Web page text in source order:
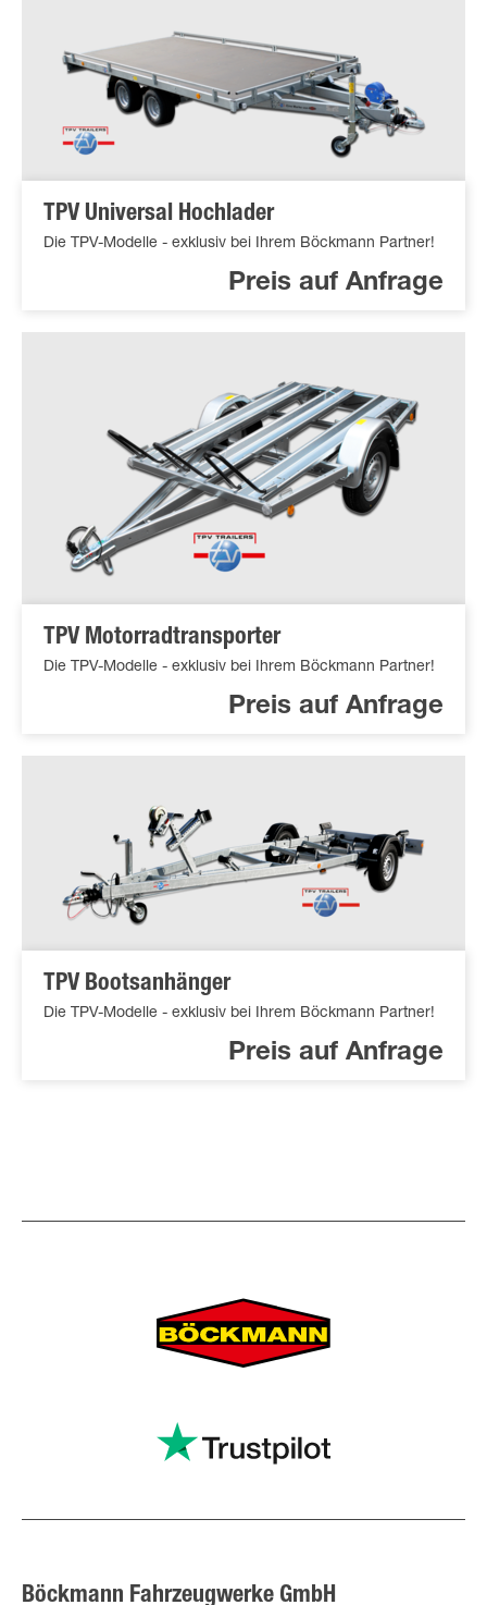
TPV Universal Hochlader
Die TPV-Modelle - exklusiv bei Ihrem Böckmann Partner!
Preis auf Anfrage
TPV Motorradtransporter
Die TPV-Modelle - exklusiv bei Ihrem Böckmann Partner!
Preis auf Anfrage
TPV Bootsanhänger
Die TPV-Modelle - exklusiv bei Ihrem Böckmann Partner!
Preis auf Anfrage
Böckmann Fahrzeugwerke GmbH